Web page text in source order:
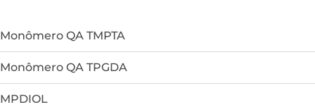
Monômero QA TMPTA
Monômero QA TPGDA
MPDIOL